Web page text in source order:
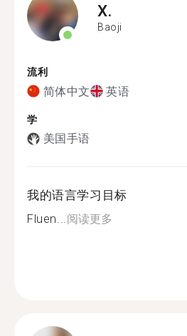
X.
Baoji
流利
简体中文 英语
学
美国手语
我的语言学习目标
Fluen...阅读更多